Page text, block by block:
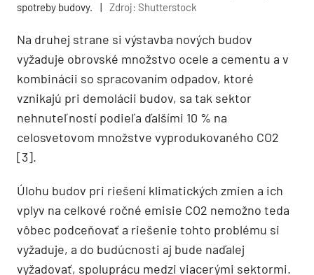
spotreby budovy.
| Zdroj: Shutterstock
Na druhej strane si výstavba nových budov
vyžaduje obrovské množstvo ocele a cementu a v
kombinácii so spracovaním odpadov, ktoré
vznikajú pri demolácii budov, sa tak sektor
nehnuteľností podieľa ďalšími 10 % na
celosvetovom množstve vyprodukovaného CO2
[3].
Úlohu budov pri riešení klimatických zmien a ich
vplyv na celkové ročné emisie CO2 nemožno teda
vôbec podceňovať a riešenie tohto problému si
vyžaduje, a do budúcnosti aj bude naďalej
vyžadovať, spoluprácu medzi viacerými sektormi.